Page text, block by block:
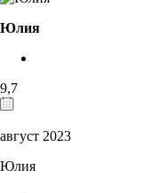
Юлия
9,7
август 2023
Юлия